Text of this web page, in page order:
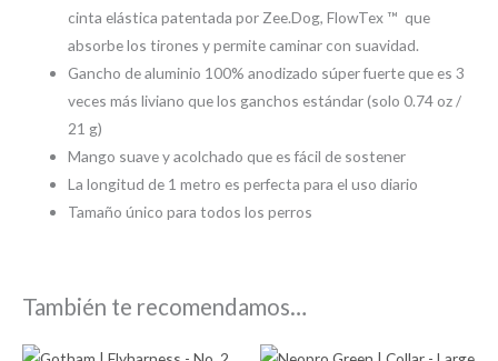
cinta elástica patentada por Zee.Dog, FlowTex ™ ️ que
absorbe los tirones y permite caminar con suavidad.
Gancho de aluminio 100% anodizado súper fuerte que es 3
veces más liviano que los ganchos estándar (solo 0.74 oz /
21 g)
Mango suave y acolchado que es fácil de sostener
La longitud de 1 metro es perfecta para el uso diario
Tamaño único para todos los perros
También te recomendamos…